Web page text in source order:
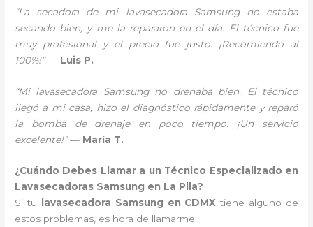
“La secadora de mi lavasecadora Samsung no estaba
secando bien, y me la repararon en el día. El técnico fue
muy profesional y el precio fue justo. ¡Recomiendo al
100%!”— Luis P.
“Mi lavasecadora Samsung no drenaba bien. El técnico
llegó a mi casa, hizo el diagnóstico rápidamente y reparó
la bomba de drenaje en poco tiempo. ¡Un servicio
excelente!”— María T.
¿Cuándo Debes Llamar a un Técnico Especializado en
Lavasecadoras Samsung en La Pila?
Si tu
lavasecadora Samsung en CDMX tiene alguno de
estos problemas, es hora de llamarme: